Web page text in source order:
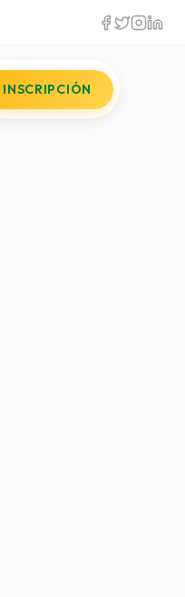
INSCRIPCIÓN